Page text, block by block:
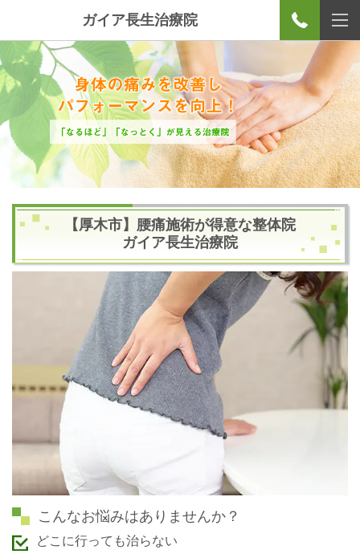
ガイア長生治療院
【厚木市】腰痛施術が得意な整体院
ガイア長生治療院
こんなお悩みはありませんか？
どこに行っても治らない